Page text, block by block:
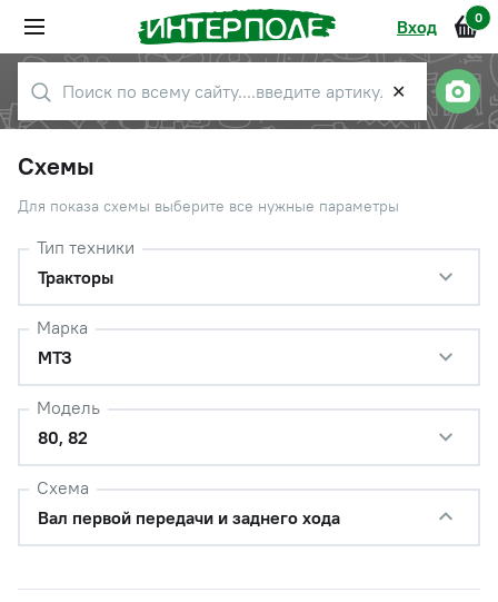
Вход 0
✕
Схемы
Для показа схемы выберите все нужные параметры
Тип техники
Тракторы
Марка
МТЗ
Модель
80, 82
Схема
Вал первой передачи и заднего хода